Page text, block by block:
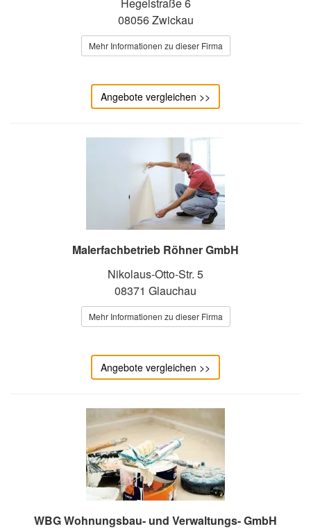
08056 Zwickau
Mehr Informationen zu dieser Firma
Angebote vergleichen >>
Malerfachbetrieb Röhner GmbH
Nikolaus-Otto-Str. 5
08371 Glauchau
Mehr Informationen zu dieser Firma
Angebote vergleichen >>
WBG Wohnungsbau- und Verwaltungs- GmbH